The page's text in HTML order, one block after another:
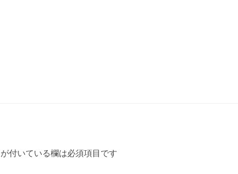
が付いている欄は必須項目です